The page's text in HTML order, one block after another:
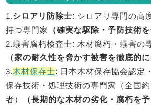
1.シロアリ防除士: シロアリ専門の高
持つ専門家
（確実な駆除・予防技術を
2.蟻害腐朽検査士: 木材腐朽・蟻害の
（家の耐久性を脅かす被害を徹底的に
3.木材保存士: 日本木材保存協会認定
保存技術・処理技術の専門家（全国
者）
（長期的な木材の劣化・腐朽を